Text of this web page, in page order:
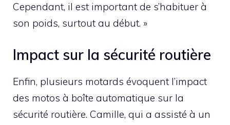
Cependant, il est important de s’habituer à
son poids, surtout au début. »
Impact sur la sécurité routière
Enfin, plusieurs motards évoquent l’impact
des motos à boîte automatique sur la
sécurité routière. Camille, qui a assisté à un